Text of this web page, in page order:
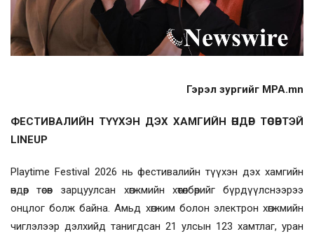
Гэрэл зургийг MPA.mn
ФЕСТИВАЛИЙН ТҮҮХЭН ДЭХ ХАМГИЙН ӨНДӨР ТӨСӨВТЭЙ
LINEUP
Playtime Festival 2026 нь фестивалийн түүхэн дэх хамгийн
өндөр төсөв зарцуулсан хөгжмийн хөтөлбөрийг бүрдүүлснээрээ
онцлог болж байна. Амьд хөгжим болон электрон хөгжмийн
чиглэлээр дэлхийд танигдсан 21 улсын 123 хамтлаг, уран